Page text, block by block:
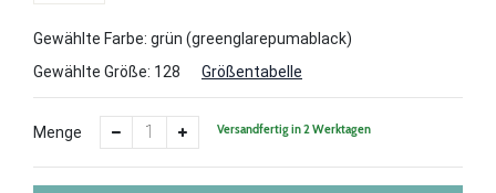
Gewählte Farbe: grün (greenglarepumablack)
Gewählte Größe: 128 Größentabelle
Menge Versandfertig in 2 Werktagen